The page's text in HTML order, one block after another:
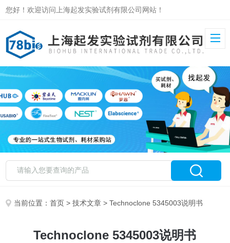
您好！欢迎访问上海起发实验试剂有限公司网站！
当前位置：首页 >技术文章 > Technoclone 5345003说明书
Technoclone 5345003说明书